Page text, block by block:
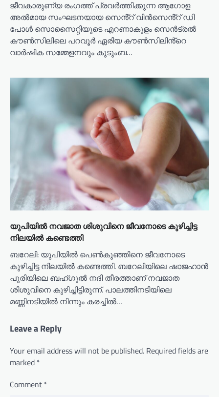
ജീവകാരുണ്യ രംഗത്ത് പ്രവർത്തിക്കുന്ന ആഗോള
അൽമായ സംഘടനയായ സെൻ്റ് വിൻസെൻ്റ് ഡി
പോൾ സൊസൈറ്റിയുടെ എറണാകുളം സെൻട്രൽ
കൗൺസിലിലെ പറവൂർ ഏരിയ കൗൺസിലിൻ്റെ
വാർഷിക സമ്മേളനവും കുടുംബ…
യുപിയിൽ നവജാത ശിശുവിനെ ജീവനോടെ കുഴിച്ചിട്ട
നിലയിൽ കണ്ടെത്തി
ബറേലി: യുപിയിൽ പെൺകുഞ്ഞിനെ ജീവനോടെ
കുഴിച്ചിട്ട നിലയിൽ കണ്ടെത്തി. ബറേലിയിലെ ഷാജഹാൻ
പുരിയിലെ ബഹ്ഗുൽ നദി തീരത്താണ് നവജാത
ശിശുവിനെ കുഴിച്ചിട്ടിരുന്ന്. പാലത്തിനടിയിലെ
മണ്ണിനടിയിൽ നിന്നും കരച്ചിൽ…
Leave a Reply
Your email address will not be published. Required fields are
marked *
Comment *